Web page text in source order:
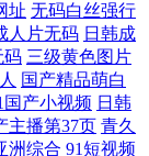
址 无码白丝强行
人片无码 日韩成
码 三级黄色图片
国产精品萌白
国产小视频 日韩
主播第37页 青久
洲综合 91短视频